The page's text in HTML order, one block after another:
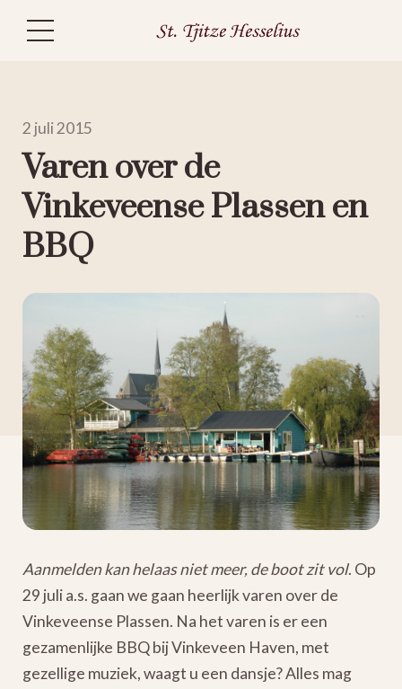
2 juli 2015
Varen over de
Vinkeveense Plassen en
BBQ
Aanmelden kan helaas niet meer, de boot zit vol. Op
29 juli a.s. gaan we gaan heerlijk varen over de
Vinkeveense Plassen. Na het varen is er een
gezamenlijke BBQ bij Vinkeveen Haven, met
gezellige muziek, waagt u een dansje? Alles mag